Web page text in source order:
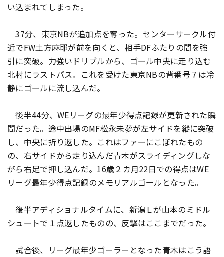
い込まれてしまった。
37分、東京NBが追加点を奪った。センターサークル付
近でFW土方麻耶が前を向くと、相手DFふたりの間を強
引に突破。力強いドリブルから、ゴール中央に走り込む
北村にラストパス。これを受けた東京NBの背番号７は冷
静にゴールに流し込んだ。
後半44分、WEリーグの最年少得点記録が更新された瞬
間だった。途中出場のMF松永未夢が左サイドを縦に突破
し、中央に折り返した。これはファーにこぼれたもの
の、右サイドから走り込んだ青木がスライディングしな
がら右足で押し込んだ。16歳２カ月22日での得点はWE
リーグ最年少得点記録のメモリアルゴールとなった。
後半アディショナルタイムに、新潟Ｌが山本のミドル
シュートで１点返したものの、反撃はここまでだった。
試合後、リーグ最年少ゴーラーとなった青木はこう語